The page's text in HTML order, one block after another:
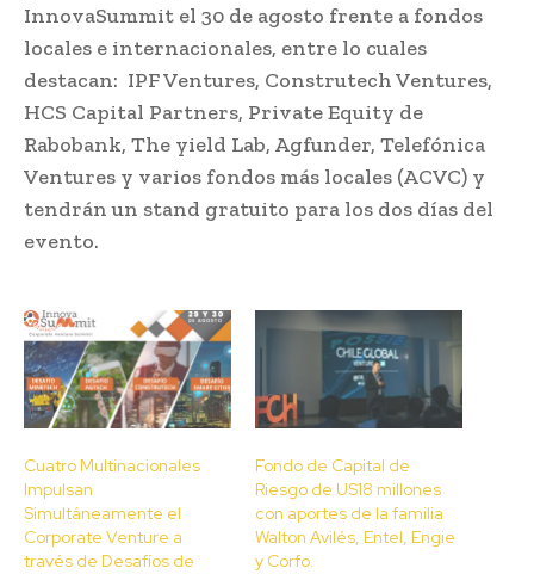
InnovaSummit el 30 de agosto frente a fondos
locales e internacionales, entre lo cuales
destacan: IPF Ventures, Construtech Ventures,
HCS Capital Partners, Private Equity de
Rabobank, The yield Lab, Agfunder, Telefónica
Ventures y varios fondos más locales (ACVC) y
tendrán un stand gratuito para los dos días del
evento.
Cuatro Multinacionales
Impulsan
Simultáneamente el
Corporate Venture a
través de Desafíos de
Fondo de Capital de
Riesgo de US18 millones
con aportes de la familia
Walton Avilés, Entel, Engie
y Corfo.